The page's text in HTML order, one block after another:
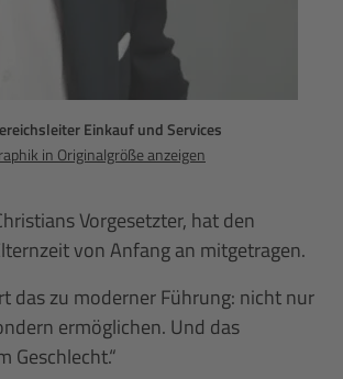
Einkauf und Services
in Originalgröße anzeigen
Vorgesetzter, hat den
von Anfang an mitgetragen.
das zu moderner Führung: nicht nur
ermöglichen. Und das
Geschlecht.“